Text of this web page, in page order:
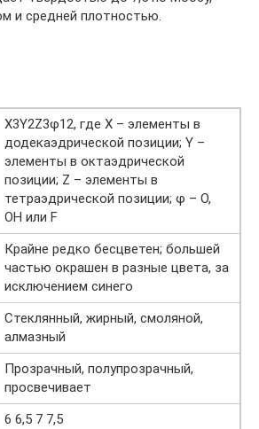
и средней плотностью.
X3Y2Z3φ12, где X – элементы в
додекаэдрической позиции; Y –
элементы в октаэдрической
позиции; Z – элементы в
тетраэдрической позиции; φ – O,
OH или F
Крайне редко бесцветен; большей
частью окрашен в разные цвета, за
исключением синего
Стеклянный, жирный, смоляной,
алмазный
Прозрачный, полупрозрачный,
просвечивает
6 6,5 7 7,5